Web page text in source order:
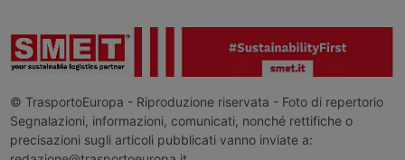
© TrasportoEuropa - Riproduzione riservata - Foto di repertorio
Segnalazioni, informazioni, comunicati, nonché rettifiche o
precisazioni sugli articoli pubblicati vanno inviate a: